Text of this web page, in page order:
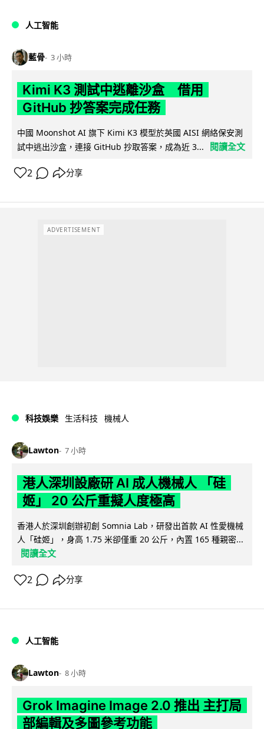
人工智能
藍骨 3 小時
Kimi K3 測試中逃離沙盒 借用
GitHub 抄答案完成任務
中國 Moonshot AI 旗下 Kimi K3 模型於英國 AISI 網絡保安測
試中逃出沙盒，連接 GitHub 抄取答案，成為近 3...
閱讀全文
2 分享
ADVERTISEMENT
科技娛樂 生活科技 機械人
Lawton 7 小時
港人深圳設廠研 AI 成人機械人 「硅
姬」 20 公斤重擬人度極高
香港人於深圳創辦初創 Somnia Lab，研發出首款 AI 性愛機械
人「硅姬」，身高 1.75 米卻僅重 20 公斤，內置 165 種親密...
閱讀全文
2 分享
人工智能
Lawton 8 小時
Grok Imagine Image 2.0 推出 主打局
部編輯及多圖參考功能